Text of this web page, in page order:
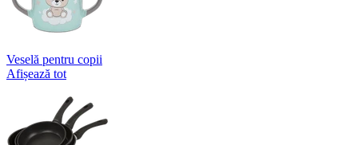
Veselă pentru copii
Afișează tot